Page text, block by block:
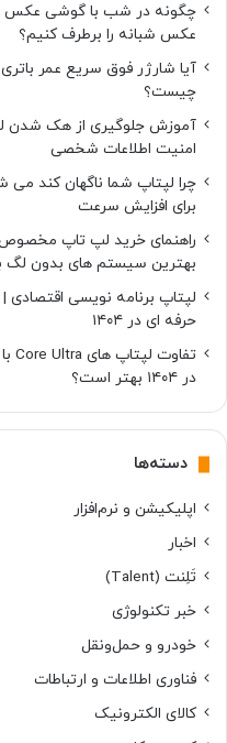
چگونه در شب با گوشی عکس
عکس شبانه را برطرف کنیم؟
آیا شارژر فوق سریع عمر
چیست؟
امنیت اطلاعات شخصی
برای افزایش سرعت
بهترین سیستم های بدون لگ
حرفه ای در ۱۴۰۴
در ۱۴۰۴ بهتر است؟
دسته‌ها
اپلیکیشن و نرم‌افزار
اخبار
تَلِنت (Talent)
خبر تکنولوژی
خودرو و حمل‌و‌نقل
فناوری اطلاعات و ارتباطات
کالای الکترونیک